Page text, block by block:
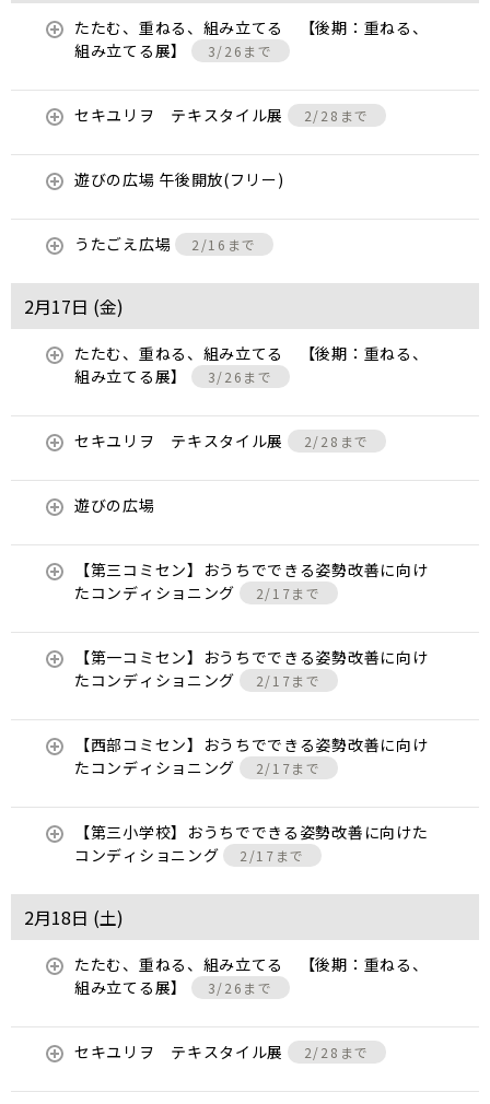
たたむ、重ねる、組み立てる 【後期：重ねる、
組み立てる展】
3/26まで
セキユリヲ テキスタイル展 2/28まで
遊びの広場 午後開放(フリー)
うたごえ広場 2/16まで
2月17日 (金)
たたむ、重ねる、組み立てる 【後期：重ねる、
組み立てる展】
3/26まで
セキユリヲ テキスタイル展 2/28まで
遊びの広場
【第三コミセン】おうちでできる姿勢改善に向け
たコンディショニング
2/17まで
【第一コミセン】おうちでできる姿勢改善に向け
たコンディショニング
2/17まで
【西部コミセン】おうちでできる姿勢改善に向け
たコンディショニング
2/17まで
【第三小学校】おうちでできる姿勢改善に向けた
コンディショニング
2/17まで
2月18日 (土)
たたむ、重ねる、組み立てる 【後期：重ねる、
組み立てる展】
3/26まで
セキユリヲ テキスタイル展 2/28まで